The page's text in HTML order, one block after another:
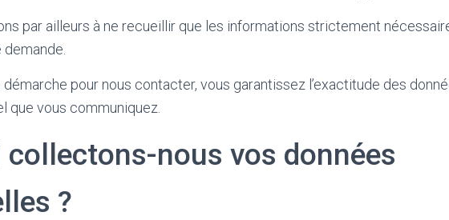
par ailleurs à ne recueillir que les informations strictement
pour nous contacter, vous garantissez l’exactitude des
que vous communiquez.
collectons-nous vos données
?